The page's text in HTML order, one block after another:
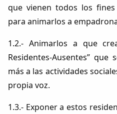
que vienen todos los
para animarlos a
1.2.- Animarlos a que
Residentes-Ausentes”
más a las actividades
propia voz.
1.3.- Exponer a estos